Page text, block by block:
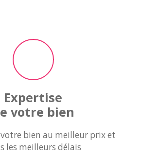
Expertise
votre bien
bien au meilleur prix et
les meilleurs délais